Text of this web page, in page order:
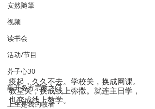
安然隨筆
视频
读书会
活动/节目
芥子心30
敲开各方宗教之门
上主是我的牧者
疫起，久久不去。学校关，换成网课。
教堂关，换成线上弥撒。就连主日学，
也变成线上教学。